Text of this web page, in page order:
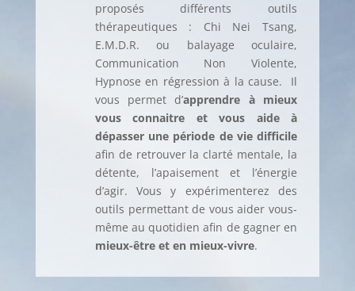
proposés différents outils
thérapeutiques : Chi Nei Tsang,
E.M.D.R. ou balayage oculaire,
Communication Non Violente,
Hypnose en régression à la cause.
Il
vous permet d’apprendre à mieux
vous connaitre et vous aide à
dépasser une période de vie difficile
afin de retrouver la clarté mentale, la
détente, l’apaisement et l’énergie
d’agir. Vous y expérimenterez des
outils permettant de vous aider vous-
même au quotidien afin de gagner en
mieux-être et en mieux-vivre.